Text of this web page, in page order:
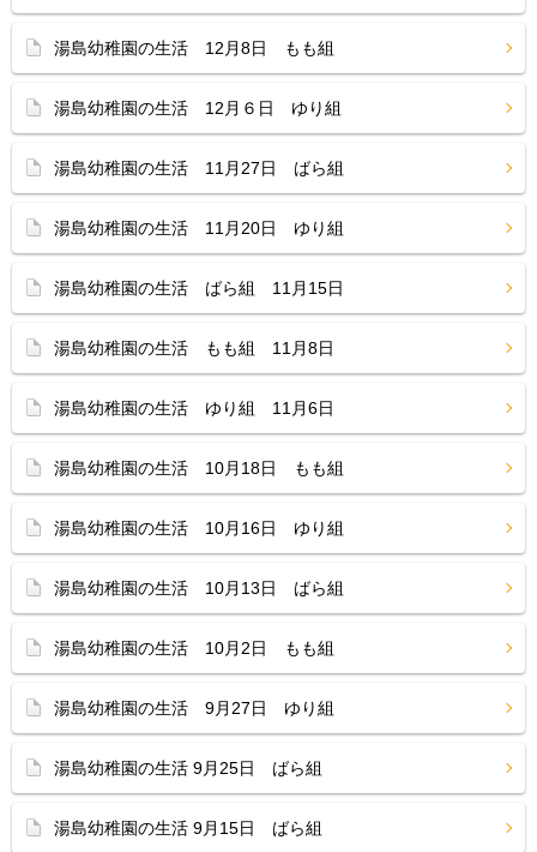
湯島幼稚園の生活 12月8日 もも組
湯島幼稚園の生活 12月６日 ゆり組
湯島幼稚園の生活 11月27日 ばら組
湯島幼稚園の生活 11月20日 ゆり組
湯島幼稚園の生活 ばら組 11月15日
湯島幼稚園の生活 もも組 11月8日
湯島幼稚園の生活 ゆり組 11月6日
湯島幼稚園の生活 10月18日 もも組
湯島幼稚園の生活 10月16日 ゆり組
湯島幼稚園の生活 10月13日 ばら組
湯島幼稚園の生活 10月2日 もも組
湯島幼稚園の生活 9月27日 ゆり組
湯島幼稚園の生活 9月25日 ばら組
湯島幼稚園の生活 9月15日 ばら組